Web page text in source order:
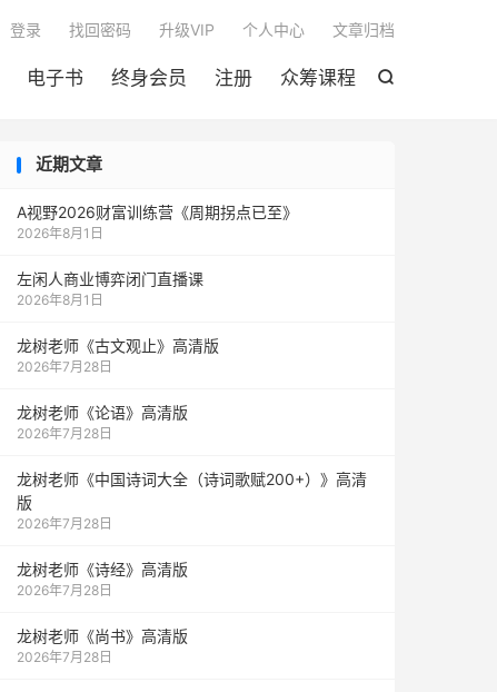

电子书 终身会员 注册 众筹课程
登录 找回密码 升级VIP 个人中心 文章归档
近期文章
A视野2026财富训练营《周期拐点已至》
2026年8月1日
左闲人商业博弈闭门直播课
2026年8月1日
龙树老师《古文观止》高清版
2026年7月28日
龙树老师《论语》高清版
2026年7月28日
龙树老师《中国诗词大全（诗词歌赋200+）》高清
版
2026年7月28日
龙树老师《诗经》高清版
2026年7月28日
龙树老师《尚书》高清版
2026年7月28日